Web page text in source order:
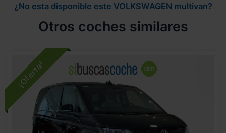
¿No esta disponible este VOLKSWAGEN multivan?
Otros coches similares